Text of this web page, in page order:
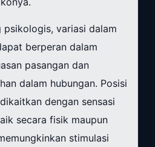
psikologis, variasi dalam
berperan dalam
pasangan dan
dalam hubungan. Posisi
dengan sensasi
secara fisik maupun
stimulasi